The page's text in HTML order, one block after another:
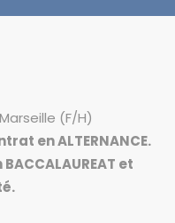
(F/H)
en ALTERNANCE.
et